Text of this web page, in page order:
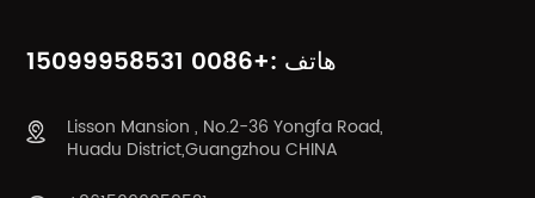
هاتف :+0086 15099958531
Lisson Mansion , No.2-36 Yongfa Road,
Huadu District,Guangzhou CHINA